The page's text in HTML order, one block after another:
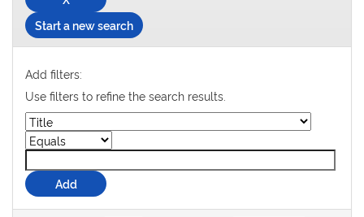
Start a new search
Add filters:
Use filters to refine the search results.